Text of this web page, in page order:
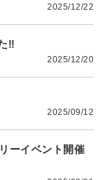
2025/12/22
‼
2025/12/20
2025/09/12
ーイベント開催